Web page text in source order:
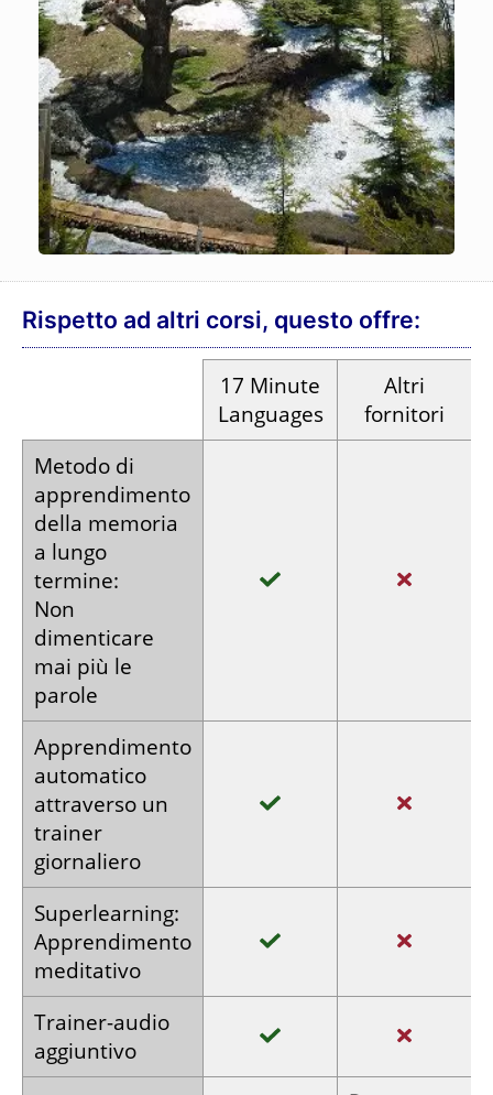
Rispetto ad altri corsi, questo offre:
17 Minute
Languages
Altri
fornitori
Metodo di
apprendimento
della memoria
a lungo
termine:
Non
dimenticare
mai più le
parole
Apprendimento
automatico
attraverso un
trainer
giornaliero
Super­learning:
Apprendimento
meditativo
Trainer-audio
aggiuntivo